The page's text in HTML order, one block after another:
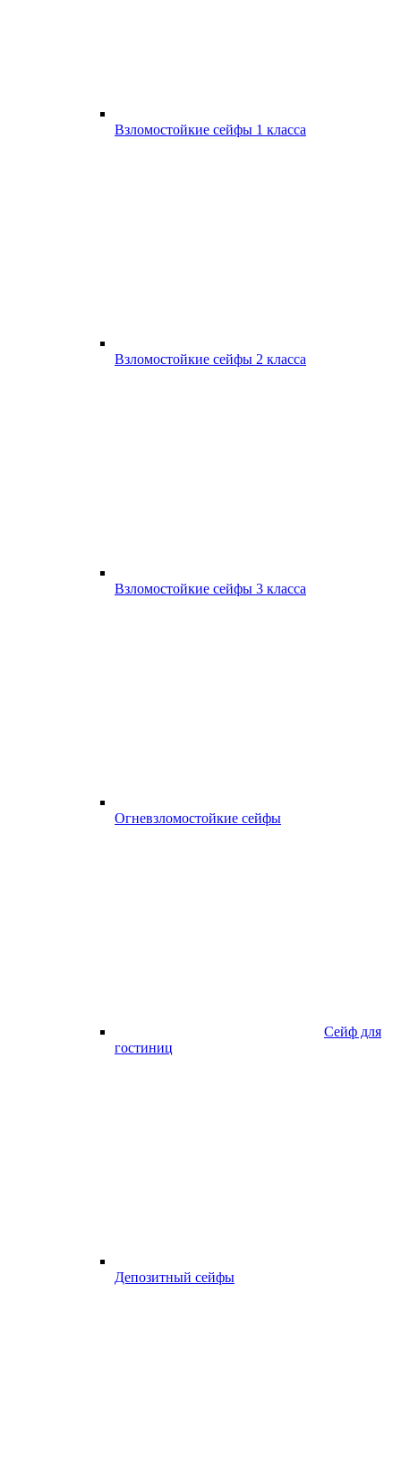
Взломостойкие сейфы 1 класса
Взломостойкие сейфы 2 класса
Взломостойкие сейфы 3 класса
Огневзломостойкие сейфы
Сейф для
гостиниц
Депозитный сейфы